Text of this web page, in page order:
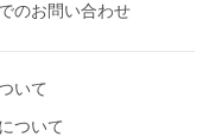
のお問い合わせ
いて
ついて